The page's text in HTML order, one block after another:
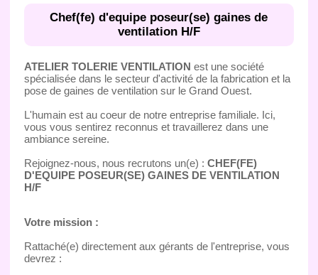
Chef(fe) d'equipe poseur(se) gaines de
ventilation H/F
ATELIER TOLERIE VENTILATION est une société
spécialisée dans le secteur d'activité de la fabrication et la
pose de gaines de ventilation sur le Grand Ouest.
L'humain est au coeur de notre entreprise familiale. Ici,
vous vous sentirez reconnus et travaillerez dans une
ambiance sereine.
Rejoignez-nous, nous recrutons un(e) : CHEF(FE)
D'EQUIPE POSEUR(SE) GAINES DE VENTILATION
H/F
Votre mission :
Rattaché(e) directement aux gérants de l'entreprise, vous
devrez :